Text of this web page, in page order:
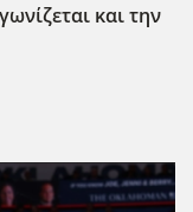
και την